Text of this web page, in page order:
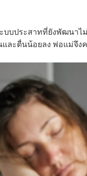
บบประสาทที่ยังพัฒนา
ละตื่นน้อยลง พ่อแม่